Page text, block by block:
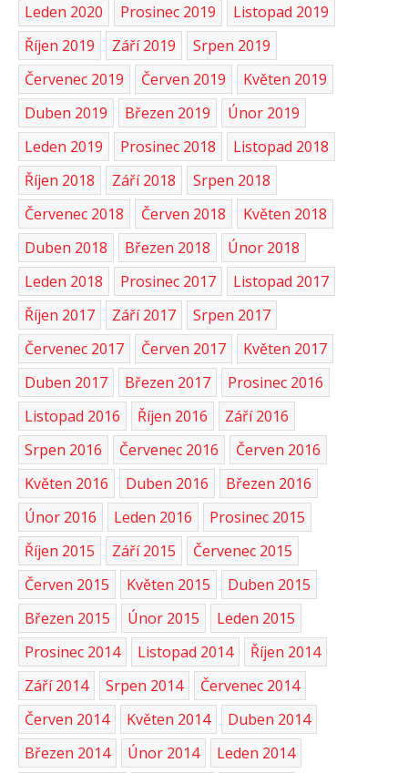
Leden 2020
Prosinec 2019
Listopad 2019
Říjen 2019
Září 2019
Srpen 2019
Červenec 2019
Červen 2019
Květen 2019
Duben 2019
Březen 2019
Únor 2019
Leden 2019
Prosinec 2018
Listopad 2018
Říjen 2018
Září 2018
Srpen 2018
Červenec 2018
Červen 2018
Květen 2018
Duben 2018
Březen 2018
Únor 2018
Leden 2018
Prosinec 2017
Listopad 2017
Říjen 2017
Září 2017
Srpen 2017
Červenec 2017
Červen 2017
Květen 2017
Duben 2017
Březen 2017
Prosinec 2016
Listopad 2016
Říjen 2016
Září 2016
Srpen 2016
Červenec 2016
Červen 2016
Květen 2016
Duben 2016
Březen 2016
Únor 2016
Leden 2016
Prosinec 2015
Říjen 2015
Září 2015
Červenec 2015
Červen 2015
Květen 2015
Duben 2015
Březen 2015
Únor 2015
Leden 2015
Prosinec 2014
Listopad 2014
Říjen 2014
Září 2014
Srpen 2014
Červenec 2014
Červen 2014
Květen 2014
Duben 2014
Březen 2014
Únor 2014 Leden 2014